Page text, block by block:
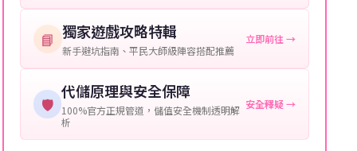
保您盡享遊戲樂趣！
📘 獨家遊戲攻略特輯
新手避坑指南、平民大師級陣容搭配推薦
立即前往 →
🛡️
代儲原理與安全保障
100%官方正規管道，儲值安全機制透明解
析
安全釋疑 →